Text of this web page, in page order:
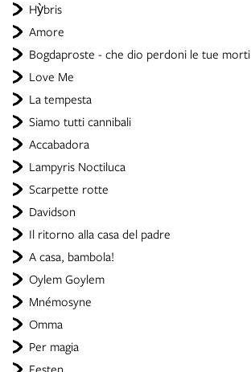
Hỳbris
Amore
Bogdaproste - che dio perdoni le tue morti
Love Me
La tempesta
Siamo tutti cannibali
Accabadora
Lampyris Noctiluca
Scarpette rotte
Davidson
Il ritorno alla casa del padre
A casa, bambola!
Oylem Goylem
Mnémosyne
Omma
Per magia
Festen